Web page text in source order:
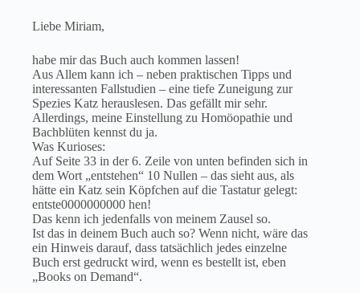
Liebe Miriam,
habe mir das Buch auch kommen lassen!
Aus Allem kann ich – neben praktischen Tipps und
interessanten Fallstudien – eine tiefe Zuneigung zur
Spezies Katz herauslesen. Das gefällt mir sehr.
Allerdings, meine Einstellung zu Homöopathie und
Bachblüten kennst du ja.
Was Kurioses:
Auf Seite 33 in der 6. Zeile von unten befinden sich in
dem Wort „entstehen“ 10 Nullen – das sieht aus, als
hätte ein Katz sein Köpfchen auf die Tastatur gelegt:
entste0000000000 hen!
Das kenn ich jedenfalls von meinem Zausel so.
Ist das in deinem Buch auch so? Wenn nicht, wäre das
ein Hinweis darauf, dass tatsächlich jedes einzelne
Buch erst gedruckt wird, wenn es bestellt ist, eben
„Books on Demand“.